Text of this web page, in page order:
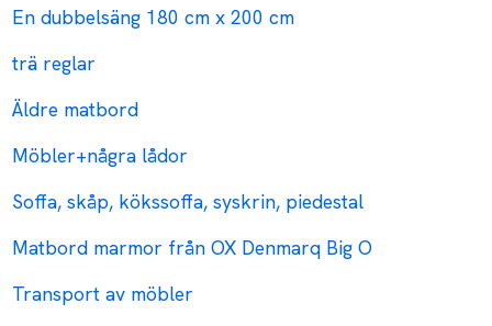
En dubbelsäng 180 cm x 200 cm
trä reglar
Äldre matbord
Möbler+några lådor
Soffa, skåp, kökssoffa, syskrin, piedestal
Matbord marmor från OX Denmarq Big O
Transport av möbler